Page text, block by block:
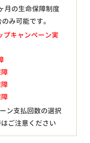
月の生命保障制度
み可能です。
キャンペーン実
ン支払回数の選択
ご注意ください